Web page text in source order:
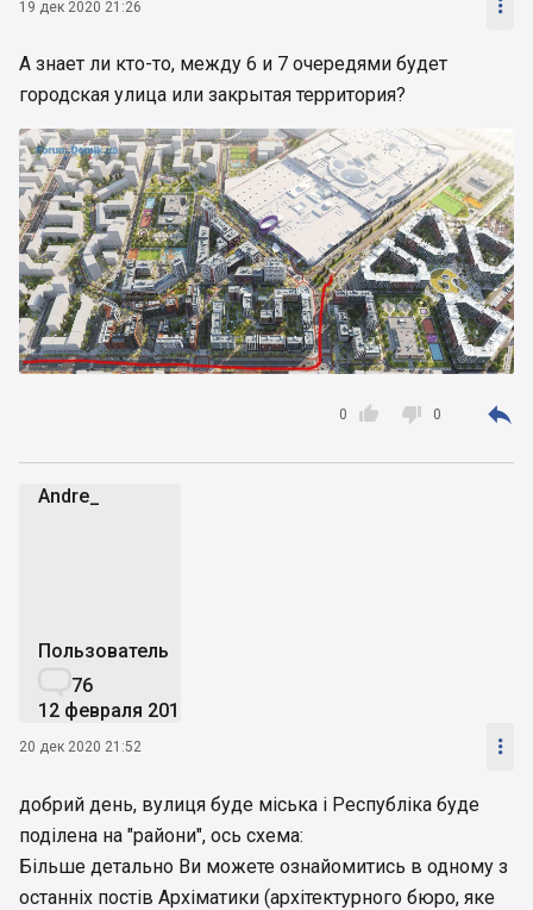
19 дек 2020 21:26 
А знает ли кто-то, между 6 и 7 очередями будет
городская улица или закрытая территория?

0  0 
Andre_
Пользователь
76
12 февраля 2019
20 дек 2020 21:52 
добрий день, вулиця буде міська і Республіка буде
поділена на "райони", ось схема:
Більше детально Ви можете ознайомитись в одному з
останніх постів Архіматики (архітектурного бюро, яке